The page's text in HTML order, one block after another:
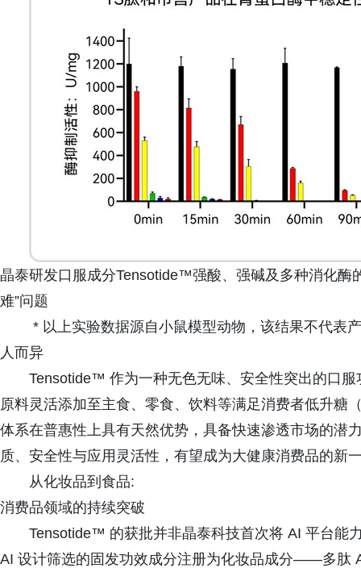
晶泰研发口服成分Tensotide™强酸、强碱及多种消化酶
难”问题
* 以上实验数据源自小鼠模型动物，该结果不代表
人而异
Tensotide™ 作为一种无色无味、安全性突出的口
原料灵活添加至主食、零食、饮料等满足消费者低升糖
体系在普惠性上具有天然优势，具备快速渗透市场的潜
质、安全性与应用灵活性，有望成为大健康消费品的新
从化妆品到食品:
消费品领域的持续突破
Tensotide™ 的获批并非晶泰科技首次将 AI 平台能
AI 设计筛选的固发功效成分注册为化妆品成分——多